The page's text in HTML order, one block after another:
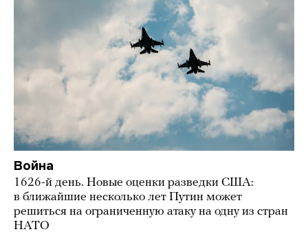
Война
1626-й день. Новые оценки разведки США:
в ближайшие несколько лет Путин может
решиться на ограниченную атаку на одну из стран
НАТО